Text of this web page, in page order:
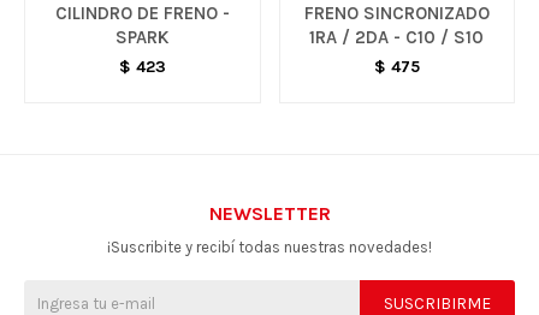
CILINDRO DE FRENO -
SPARK
$ 423
FRENO SINCRONIZADO
1RA / 2DA - C10 / S10
$ 475
NEWSLETTER
¡Suscribite y recibí todas nuestras novedades!
SUSCRIBIRME